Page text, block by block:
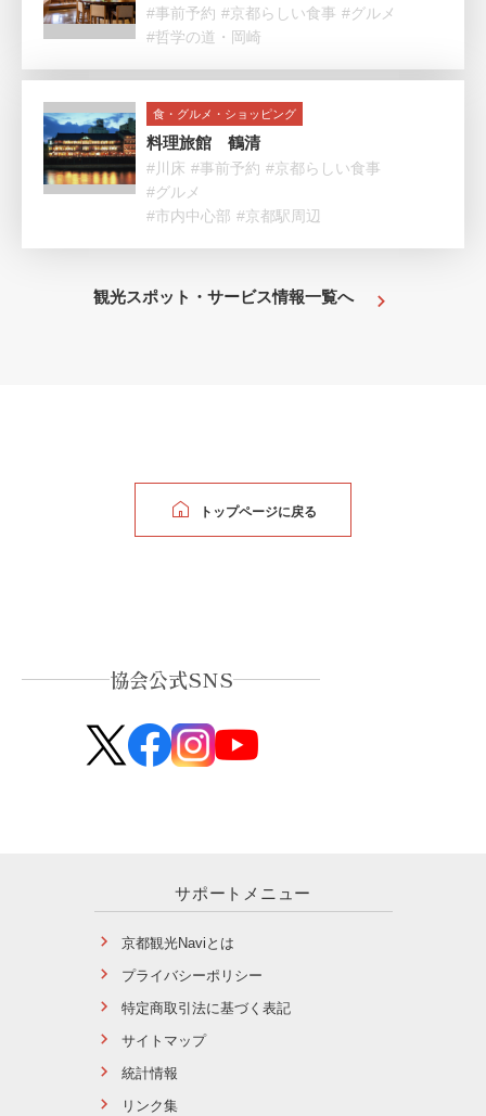
#事前予約 #京都らしい食事 #グルメ
#哲学の道・岡崎
食・グルメ・ショッピング
料理旅館 鶴清
#川床 #事前予約 #京都らしい食事
#グルメ
#市内中心部 #京都駅周辺
観光スポット・サービス情報一覧へ
トップページに戻る
協会公式SNS
サポートメニュー
京都観光Naviとは
プライバシーポリシー
特定商取引法に基づく表記
サイトマップ
統計情報
リンク集